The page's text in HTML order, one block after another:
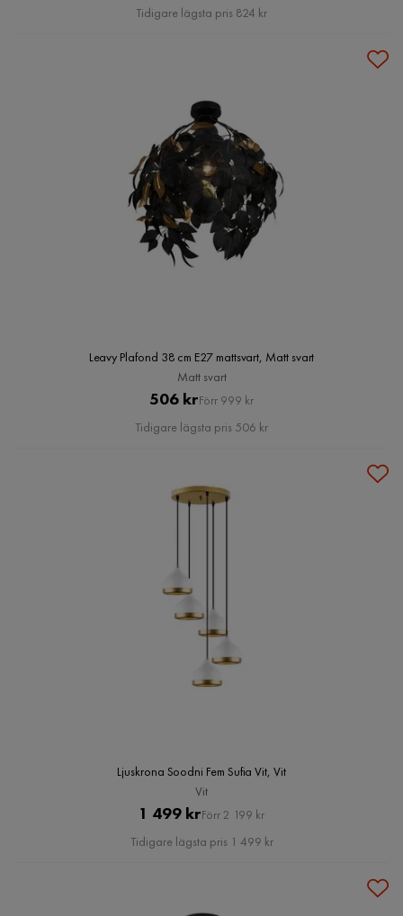
Pris
Tidigare lägsta pris 824 kr
Leavy Plafond 38 cm E27 mattsvart, Matt svart
Matt svart
Pris
506 krOriginal
Pris
Förr 999 kr
Tidigare lägsta pris 506 kr
Ljuskrona Soodni Fem Sufia Vit, Vit
Vit
Pris
1 499 krOriginal
Pris
Förr 2 199 kr
Tidigare lägsta pris 1 499 kr